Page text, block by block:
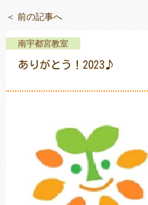
教室一覧
トレキング
＜ 前の記事へ
南宇都宮教室
ありがとう！2023♪